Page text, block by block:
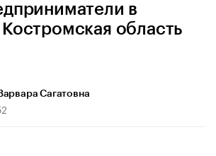
в
область
Сагатовна